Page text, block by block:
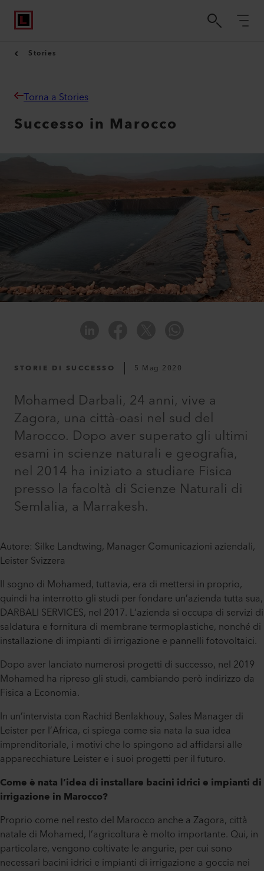
Stories
Torna a Stories
Successo in Marocco
STORIE DI SUCCESSO 5 Mag 2020
Mohamed Darbali, 24 anni, vive a
Zagora, una città-oasi nel sud del
Marocco. Dopo aver superato gli ultimi
esami in scienze naturali e geografia,
nel 2014 ha iniziato a studiare Fisica
presso la facoltà di Scienze Naturali di
Semlalia, a Marrakesh.
Autore: Silke Landtwing, Manager Comunicazioni aziendali,
Leister Svizzera
Il sogno di Mohamed, tuttavia, era di mettersi in proprio,
quindi ha interrotto gli studi per fondare un’azienda tutta sua,
DARBALI SERVICES, nel 2017. L’azienda si occupa di servizi di
saldatura e fornitura di membrane termoplastiche, nonché di
installazione di impianti di irrigazione e pannelli fotovoltaici.
Dopo aver lanciato numerosi progetti di successo, nel 2019
Mohamed ha ripreso gli studi, cambiando però indirizzo da
Fisica a Economia.
In un’intervista con Rachid Benlakhouy, Sales Manager di
Leister per l’Africa, ci spiega come sia nata la sua idea
imprenditoriale, i motivi che lo spingono ad affidarsi alle
apparecchiature Leister e i suoi progetti per il futuro.
Come è nata l’idea di installare bacini idrici e impianti di
irrigazione in Marocco?
Proprio come nel resto del Marocco anche a Zagora, città
natale di Mohamed, l’agricoltura è molto importante. Qui, in
particolare, vengono coltivate le angurie, per cui sono
necessari bacini idrici e impianti di irrigazione a goccia nei